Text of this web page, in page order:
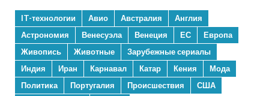
IT-технологии Авио Австралия
Англия
Астрономия
Венесуэла Венеция ЕС
Европа
Живопись
Животные
Зарубежные сериалы
Индия
Иран Карнавал Катар Кения
Мода
Политика
Португалия Происшествия
США